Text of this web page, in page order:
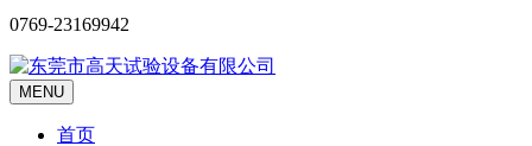
0769-23169942
MENU
首页